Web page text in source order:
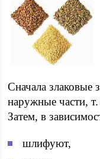
Сначала
наружные части,
Затем, в
шлифуют,